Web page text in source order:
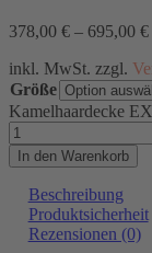
378,00 € – 695,00 €
inkl. MwSt. zzgl.
Größe
Kamelhaardecke
In den Warenkorb
Beschreibung
Produktsicherheit
Rezensionen (0)